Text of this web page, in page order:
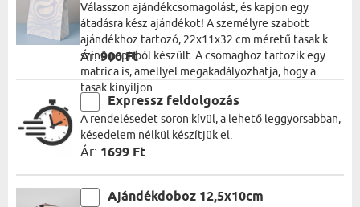
Válasszon ajándékcsomagolást, és kapjon egy
átadásra kész ajándékot! A személyre szabott
ajándékhoz tartozó, 22x11x32 cm méretű tasak kék
színű papírból készült. A csomaghoz tartozik egy
matrica is, amellyel megakadályozhatja, hogy a
tasak kinyíljon.
Ár:900 Ft
Expressz feldolgozás
A rendelésedet soron kívül, a lehető leggyorsabban,
késedelem nélkül készítjük el.
Ár: 1699 Ft
Ajándékdoboz 12,5x10cm